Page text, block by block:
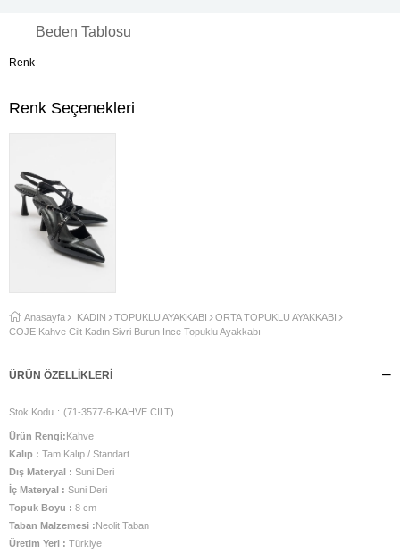
Beden Tablosu
Renk
Renk Seçenekleri
Anasayfa KADIN TOPUKLU AYAKKABI
ORTA TOPUKLU AYAKKABI
COJE Kahve Cilt Kadın Sivri Burun İnce Topuklu Ayakkabı
ÜRÜN ÖZELLIKLERI
Stok Kodu (71-3577-6-KAHVE CILT)
Ürün Rengi:Kahve
Kalıp : Tam Kalıp / Standart
Dış Materyal : Suni Deri
İç Materyal : Suni Deri
Topuk Boyu : 8 cm
Taban Malzemesi :Neolit Taban
Üretim Yeri : Türkiye